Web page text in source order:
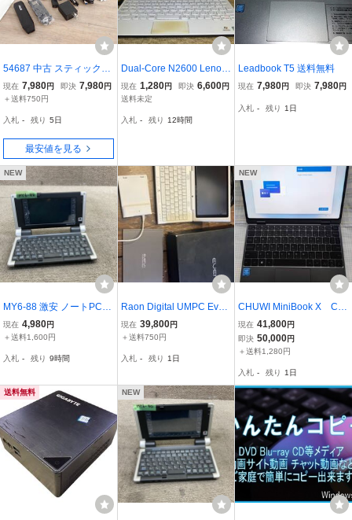
54687 中古 スティック型
パソコン VivoStick PC AS
US エイスース TS10-B16
MI接続 冷却ファン内蔵 ②
現在 7,980円 即決 7,980円
＋送料750円
入札 - 残り 5日
最安値を見る
Dual-Core N2600 Lenov
o S110 320G リカバリ領
域有の 過去での通常稼働
押しても起動しない ●ジ
現在 1,280円 即決 6,600円
送料未定
入札 - 残り 12時間
Leadbook T5 送料無料
現在 7,980円 即決 7,980円
入札 - 残り 1日
NEW
MY6-88 激安 ノートPC N
TT docomo ドコモ sigmar
ionIII シグマリオン3 Intel
液晶割れなし 通電未確認
現在 4,980円
＋送料1,600円
入札 - 残り 9時間
Raon Digital UMPC Ever
un Note タッチパネル液
晶搭載ビデオカセットサ
現在 39,800円
＋送料750円
入札 - 残り 1日
NEW
CHUWI MiniBook X Cel
eron N5100・12GBメモ
リー・512GB(SSD) 高
解像度液晶（QHD+ (256
品
現在 41,800円
即決 50,000円
＋送料1,280円
入札 - 残り 1日
送料無料 NEW